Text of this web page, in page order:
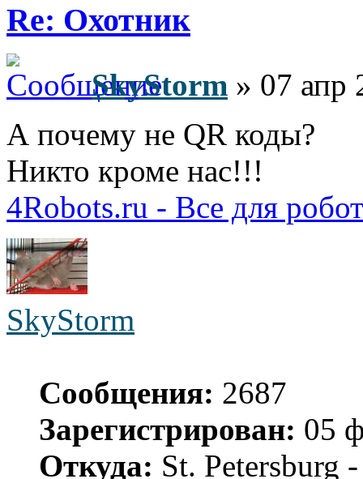
Re: Охотник
SkyStorm » 07 апр
А почему не QR коды?
Никто кроме нас!!!
4Robots.ru - Все для
SkyStorm
Сообщения: 2687
Зарегистрирован: 05
Откуда: St. Petersburg